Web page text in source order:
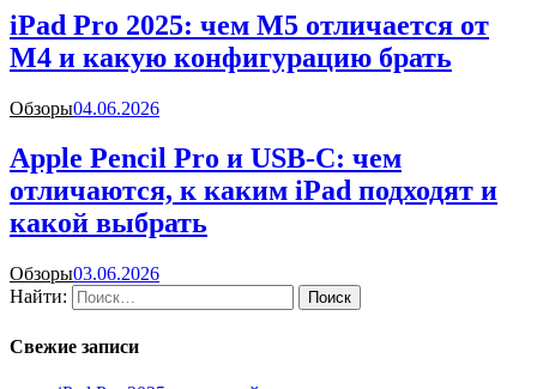
iPad Pro 2025: чем M5 отличается от
M4 и какую конфигурацию брать
Обзоры04.06.2026
Apple Pencil Pro и USB-C: чем
отличаются, к каким iPad подходят и
какой выбрать
Обзоры03.06.2026
Найти:
Свежие записи